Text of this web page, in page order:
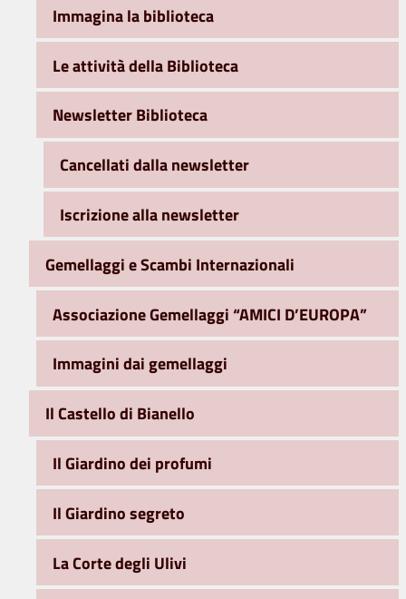
Immagina la biblioteca
Le attività della Biblioteca
Newsletter Biblioteca
Cancellati dalla newsletter
Iscrizione alla newsletter
Gemellaggi e Scambi Internazionali
Associazione Gemellaggi “AMICI D’EUROPA”
Immagini dai gemellaggi
Il Castello di Bianello
Il Giardino dei profumi
Il Giardino segreto
La Corte degli Ulivi